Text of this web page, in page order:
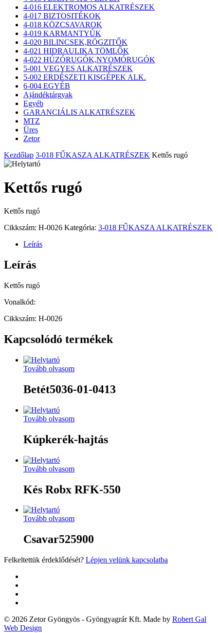
4-016 ELEKTROMOS ALKATRÉSZEK
4-017 BIZTOSITÉKOK
4-018 KÖZCSAVAROK
4-019 KARMANTYÚK
4-020 BILINCSEK,RÖGZITŐK
4-021 HIDRAULIKA TÖMLŐK
4-022 HÚZÓRUGÓK,NYOMÓRUGÓK
5-001 VEGYES ALKATRÉSZEK
5-002 ERDÉSZETI KISGÉPEK ALK.
6-004 EGYÉB
Ajándéktárgyak
Egyéb
GARANCIÁLIS ALKATRÉSZEK
MTZ
Üres
Zetor
Kezdőlap 3-018 FŰKASZA ALKATRÉSZEK Kettős rugó
Kettős rugó
Kettős rugó
Cikkszám: H-0026 Kategória: 3-018 FŰKASZA ALKATRÉSZEK
Leírás
Leírás
Kettős rugó
Vonalkód:
Cikkszám: H-0026
Kapcsolódó termékek
Tovább olvasom
Betét5036-01-0413
Tovább olvasom
Kúpkerék-hajtás
Tovább olvasom
Kés Robx RFK-550
Tovább olvasom
Csavar525900
Felkeltettük érdeklődését? Lépjen velünk kapcsolatba
© 2026 Zetor Gyöngyös - Gyöngyagrár Kft. Made by Robert Gal
Web Design